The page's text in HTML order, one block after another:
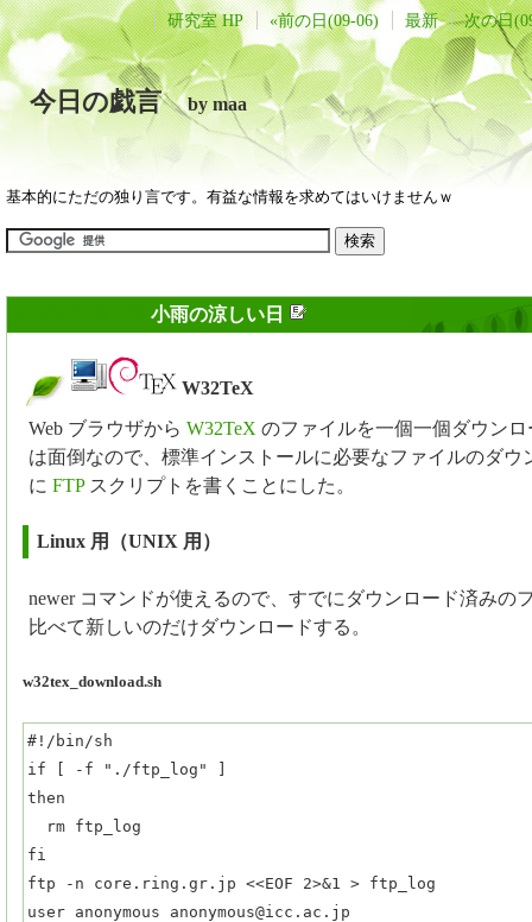
研究室 HP «前の日(09-06) 最新 次の日
今日の戯言by maa
基本的にただの独り言です。有益な情報を求めてはいけませんｗ
小雨の涼しい日
W32TeX
Web ブラウザから W32TeX のファイルを一個一個ダウン
は面倒なので、標準インストールに必要なファイルのダウ
に FTPスクリプトを書くことにした。
Linux 用（UNIX 用）
newer コマンドが使えるので、すでにダウンロード済みの
比べて新しいのだけダウンロードする。
w32tex_download.sh
#!/bin/sh
if [ -f "./ftp_log" ]
then
fi
ftp -n core.ring.gr.jp <<EOF 2>&1 > ftp_log
user anonymous anonymous@icc.ac.jp